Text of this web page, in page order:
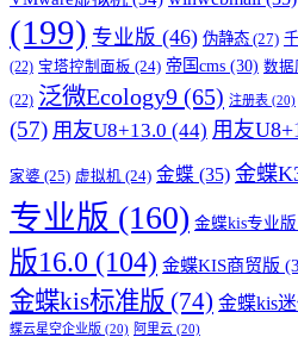
(199) 专业版 (46) 伪静态 (27)
(22) 宝塔控制面板 (24) 帝国cms (30) 数据
(22) 泛微Ecology9 (65) 注册表 (20)
(57) 用友U8+13.0 (44) 用友
家婆 (25) 虚拟机 (24) 金蝶 (35) 金蝶
专业版 (160) 金蝶kis专业
版16.0 (104) 金蝶KIS商贸版
金蝶kis标准版 (74) 金蝶kis
蝶云星空企业版 (20) 阿里云 (20)